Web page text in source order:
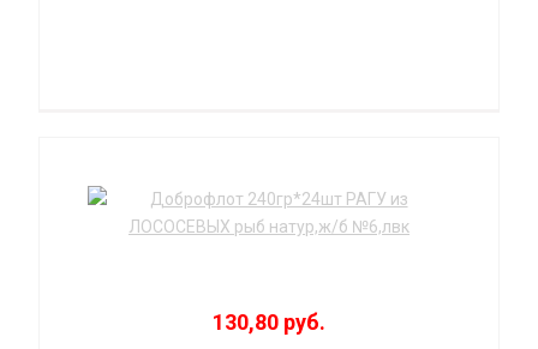
130,80 руб.